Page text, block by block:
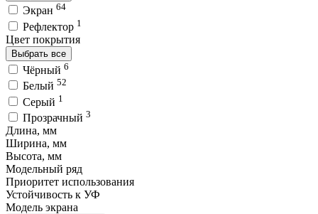
Экран 64
Рефлектор 1
Цвет покрытия
Выбрать все
Чёрный 6
Белый 52
Серый 1
Прозрачный 3
Длина, мм
Ширина, мм
Высота, мм
Модельный ряд
Приоритет использования
Устойчивость к УФ
Модель экрана